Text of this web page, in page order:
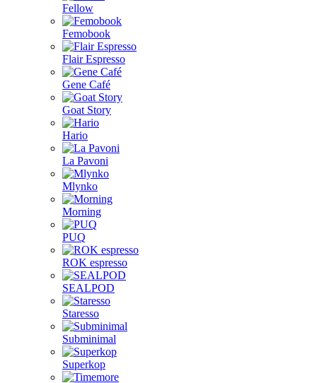
Fellow
Femobook
Flair Espresso
Gene Café
Goat Story
Hario
La Pavoni
Mlynko
Morning
PUQ
ROK espresso
SEALPOD
Staresso
Subminimal
Superkop